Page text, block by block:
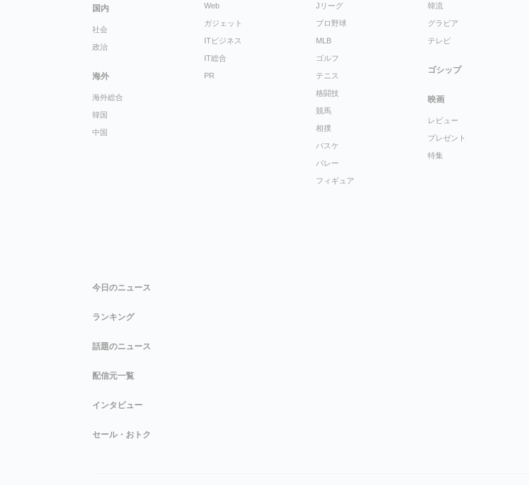
国内
社会
政治
海外
海外総合
韓国
中国
Web
ガジェット
ITビジネス
IT総合
PR
Jリーグ
プロ野球
MLB
ゴルフ
テニス
格闘技
競馬
相撲
バスケ
バレー
フィギュア
韓流
グラビア
テレビ
ゴシップ
映画
レビュー
プレゼント
特集
今日のニュース
ランキング
話題のニュース
配信元一覧
インタビュー
セール・おトク